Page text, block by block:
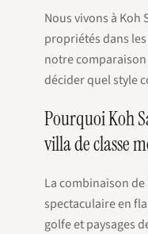
Nous vivons à Koh
propriétés dans
notre
décider quel style
Pourquoi Koh
villa de classe
La combinaison
spectaculaire en
golfe et paysages